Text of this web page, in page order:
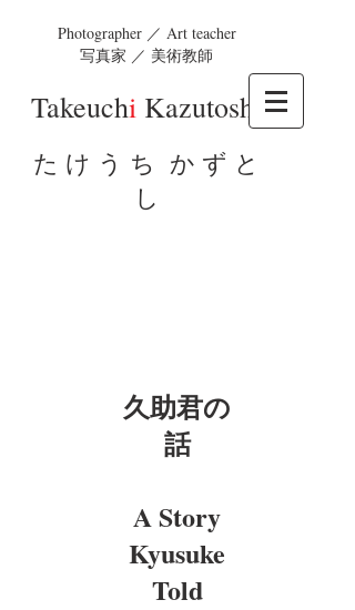
Photographer ／ Art teacher
写真家 ／ 美術教師
Takeuchi Kazutosh
た け う ち か ず と
し
久助君の
話
A Story
Kyusuke
Told